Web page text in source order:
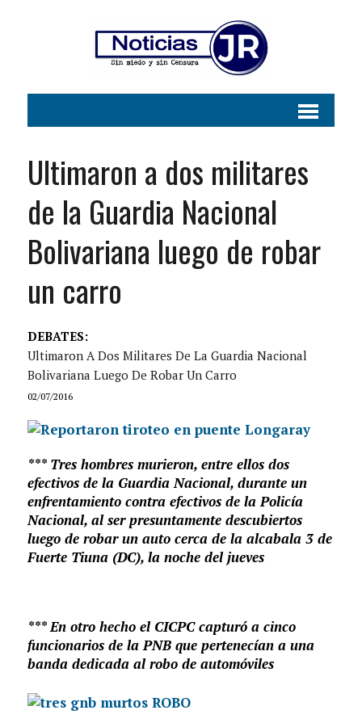
Ultimaron a dos militares
de la Guardia Nacional
Bolivariana luego de robar
un carro
DEBATES:
Ultimaron A Dos Militares De La Guardia Nacional
Bolivariana Luego De Robar Un Carro
02/07/2016
*** Tres hombres murieron, entre ellos dos
efectivos de la Guardia Nacional, durante un
enfrentamiento contra efectivos de la Policía
Nacional, al ser presuntamente descubiertos
luego de robar un auto cerca de la alcabala 3 de
Fuerte Tiuna (DC), la noche del jueves
*** En otro hecho el CICPC capturó a cinco
funcionarios de la PNB que pertenecían a una
banda dedicada al robo de automóviles